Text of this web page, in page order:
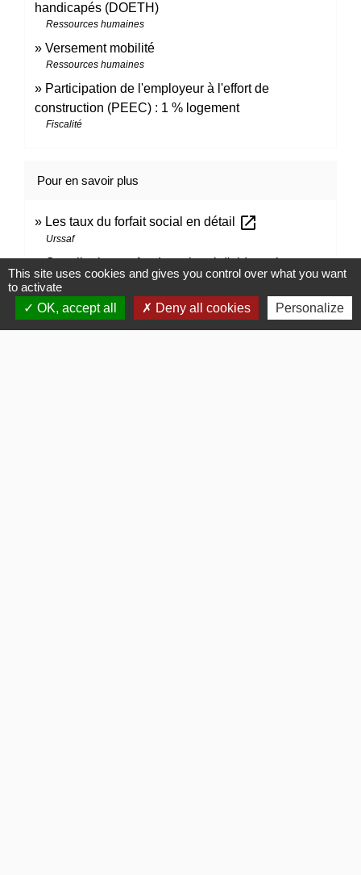
handicapés (DOETH)
Ressources humaines
Versement mobilité
Ressources humaines
Participation de l'employeur à l'effort de
construction (PEEC) : 1 % logement
Fiscalité
Pour en savoir plus
Les taux du forfait social en détail open_in_new
Urssaf
Contribution au fonds national d'aide au logement
(Fnal)open_in_new
Urssaf
Guide de l'Urssaf et de l'Agefiph sur l'OETHopen_in_new
This site uses cookies and gives you control over what you want
to activate
OK, accept all
Deny all cookies Personalize